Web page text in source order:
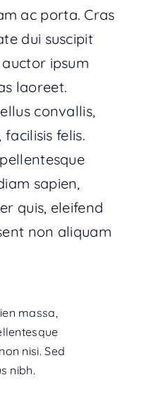
ac porta. Cras
dui suscipit
ipsum
laoreet.
convallis,
felis.
sapien,
quis, eleifend
non aliquam
massa,
nisi. Sed
nibh.